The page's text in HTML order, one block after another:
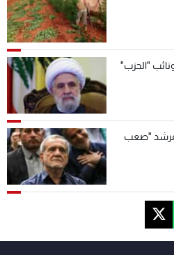
"الحزب"
"صعب